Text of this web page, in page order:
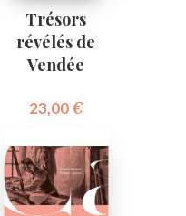
Trésors
révélés de
Vendée
23,00€